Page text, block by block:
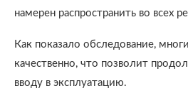
намерен распространить во всех
Как показало обследование,
качественно, что позволит
вводу в эксплуатацию.